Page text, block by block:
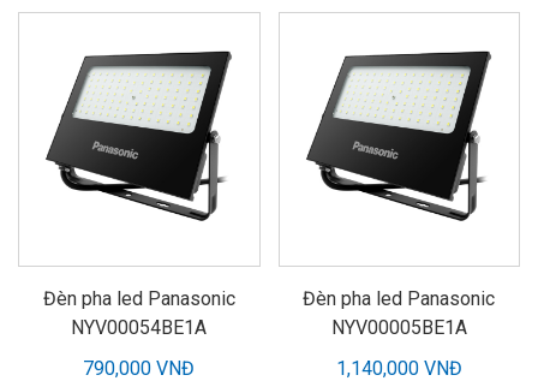
Đèn pha led Panasonic
NYV00054BE1A
790,000 VNĐ
Đèn pha led Panasonic
NYV00005BE1A
1,140,000 VNĐ